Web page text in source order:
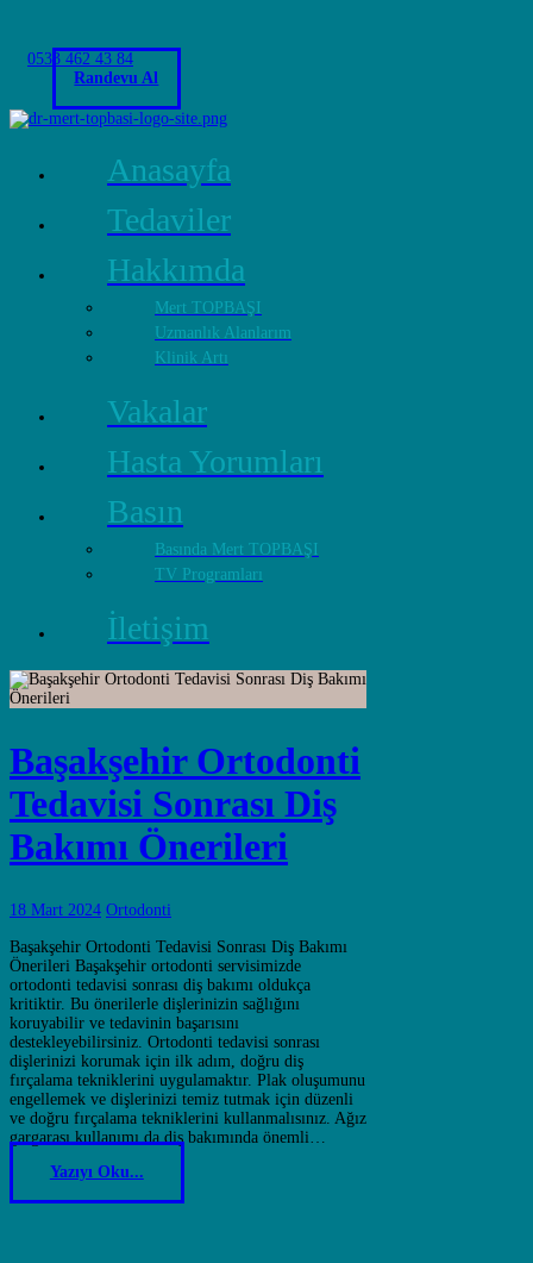
0533 462 43 84
Randevu Al
Anasayfa
Tedaviler
Hakkımda
Mert TOPBAŞI
Uzmanlık Alanlarım
Klinik Artı
Vakalar
Hasta Yorumları
Basın
Basında Mert TOPBAŞI
TV Programları
İletişim
Başakşehir Ortodonti
Tedavisi Sonrası Diş
Bakımı Önerileri
18 Mart 2024 Ortodonti
Başakşehir Ortodonti Tedavisi Sonrası Diş Bakımı
Önerileri Başakşehir ortodonti servisimizde
ortodonti tedavisi sonrası diş bakımı oldukça
kritiktir. Bu önerilerle dişlerinizin sağlığını
koruyabilir ve tedavinin başarısını
destekleyebilirsiniz. Ortodonti tedavisi sonrası
dişlerinizi korumak için ilk adım, doğru diş
fırçalama tekniklerini uygulamaktır. Plak oluşumunu
engellemek ve dişlerinizi temiz tutmak için düzenli
ve doğru fırçalama tekniklerini kullanmalısınız. Ağız
gargarası kullanımı da diş bakımında önemli…
Yazıyı Oku...